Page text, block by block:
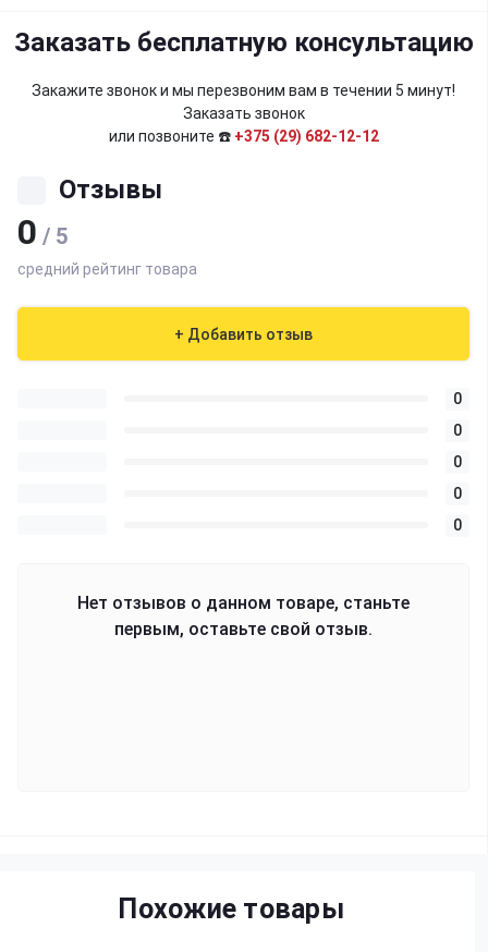
Заказать бесплатную консультацию
Закажите звонок и мы перезвоним вам в течении 5 минут!
Заказать звонок
или позвоните ☎️ +375 (29) 682-12-12
Отзывы
0 / 5
средний рейтинг товара
+ Добавить отзыв
0
0
0
0
0
Нет отзывов о данном товаре, станьте
первым, оставьте свой отзыв.
Похожие товары